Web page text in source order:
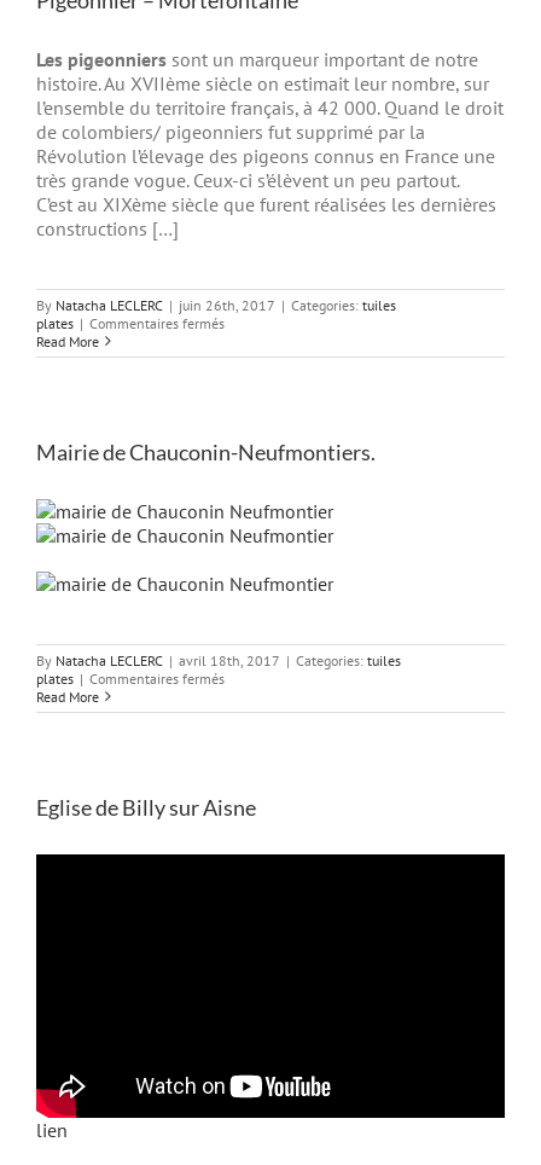
Les pigeonniers sont un marqueur important de notre
histoire. Au XVIIème siècle on estimait leur nombre, sur
l’ensemble du territoire français, à 42 000. Quand le droit
de colombiers/ pigeonniers fut supprimé par la
Révolution l’élevage des pigeons connus en France une
très grande vogue. Ceux-ci s’élèvent un peu partout.
C’est au XIXème siècle que furent réalisées les dernières
constructions […]
By Natacha LECLERC | juin 26th, 2017 | Categories: tuiles
plates | Commentaires ferméssur
–
Read More
Mairie de Chauconin-Neufmontiers.
By Natacha LECLERC | avril 18th, 2017 | Categories: tuiles
plates | Commentaires ferméssur
de
Read More
Eglise de Billy sur Aisne
lien